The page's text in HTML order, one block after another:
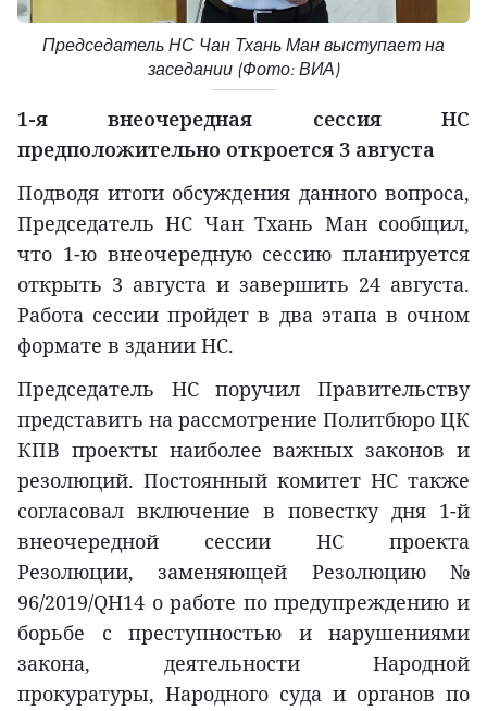
Председатель НС Чан Тхань Ман выступает на
заседании (Фото: ВИА)
1-я внеочередная сессия НС
предположительно откроется 3 августа
Подводя итоги обсуждения данного вопроса,
Председатель НС Чан Тхань Ман сообщил,
что 1-ю внеочередную сессию планируется
открыть 3 августа и завершить 24 августа.
Работа сессии пройдет в два этапа в очном
формате в здании НС.
Председатель НС поручил Правительству
представить на рассмотрение Политбюро ЦК
КПВ проекты наиболее важных законов и
резолюций. Постоянный комитет НС также
согласовал включение в повестку дня 1-й
внеочередной сессии НС проекта
Резолюции, заменяющей Резолюцию №
96/2019/QH14 о работе по предупреждению и
борьбе с преступностью и нарушениями
закона, деятельности Народной
прокуратуры, Народного суда и органов по